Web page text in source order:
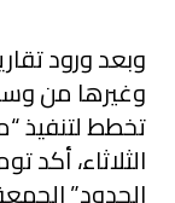
وبعد ورود
وغيرها من
تخطط لتنفيذ
الثلاثاء،
الحدود”